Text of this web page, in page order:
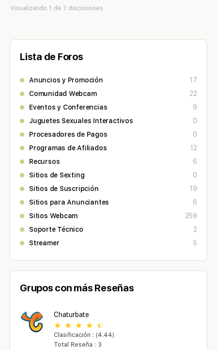
Visualizando 1 de 1 discusiones
Lista de Foros
Anuncios y Promoción
17
Comunidad Webcam
22
Eventos y Conferencias
9
Juguetes Sexuales Interactivos
0
Procesadores de Pagos
0
Programas de Afiliados
12
Recursos
6
Sitios de Sexting
0
Sitios de Suscripción
19
Sitios para Anunciantes
6
Sitios Webcam
259
Soporte Técnico
2
Streamer
5
Grupos con más Reseñas
Chaturbate
Clasificación : (4.44)
Total Reseña : 3